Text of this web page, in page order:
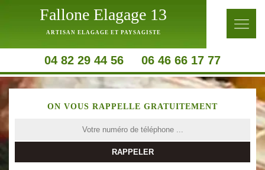
Fallone Elagage 13
ARTISAN ELAGAGE ET PAYSAGISTE
04 82 29 44 56 06 46 66 17 77
ON VOUS RAPPELLE GRATUITEMENT